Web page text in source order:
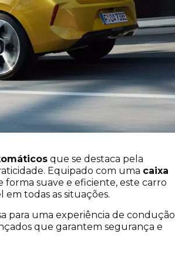
que se destaca pela
Equipado com uma caixa
forma suave e eficiente, este carro
todas as situações.
para uma experiência de condução
que garantem segurança e